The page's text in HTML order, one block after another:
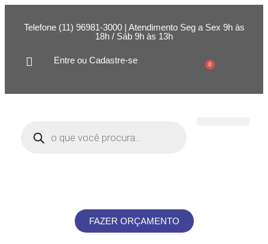
Telefone (11) 96981-3000 | Atendimento Seg a Sex 9h às
18h / Sáb 9h às 13h
Entre ou Cadastre-se 0
FAZER ORÇAMENTO